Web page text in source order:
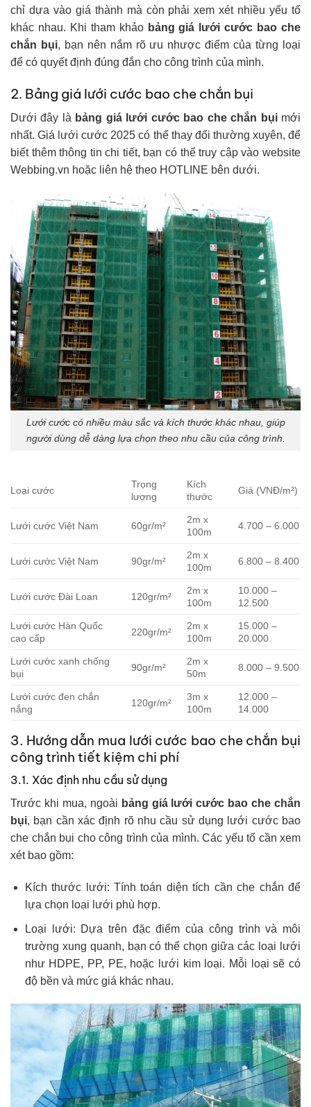
chỉ dựa vào giá thành mà còn phải xem xét nhiều yếu tố
khác nhau. Khi tham khảo bảng giá lưới cước bao che
chắn bụi, bạn nên nắm rõ ưu nhược điểm của từng loại
để có quyết định đúng đắn cho công trình của mình.
2. Bảng giá lưới cước bao che chắn bụi
Dưới đây là bảng giá lưới cước bao che chắn bụi mới
nhất. Giá lưới cước 2025 có thể thay đổi thường xuyên, để
biết thêm thông tin chi tiết, bạn có thể truy cập vào website
Webbing.vn hoặc liên hệ theo HOTLINE bên dưới.
Lưới cước có nhiều màu sắc và kích thước khác nhau, giúp
người dùng dễ dàng lựa chọn theo nhu cầu của công trình.
Loại cước
Trọng
lượng
Kích
thước
Giá (VNĐ/m²)
Lưới cước Việt Nam 60gr/m²
2m x
100m
4.700 – 6.000
Lưới cước Việt Nam 90gr/m²
2m x
100m
6.800 – 8.400
Lưới cước Đài Loan 120gr/m²
2m x
100m
10.000 –
12.500
Lưới cước Hàn Quốc
cao cấp
220gr/m²
2m x
100m
15.000 –
20.000
Lưới cước xanh chống
bụi
90gr/m²
2m x
50m
8.000 – 9.500
Lưới cước đen chắn
nắng
120gr/m²
3m x
100m
12.000 –
14.000
3. Hướng dẫn mua lưới cước bao che chắn bụi
công trình tiết kiệm chi phí
3.1. Xác định nhu cầu sử dụng
Trước khi mua, ngoài bảng giá lưới cước bao che chắn
bụi, bạn cần xác định rõ nhu cầu sử dụng lưới cước bao
che chắn bụi cho công trình của mình. Các yếu tố cần xem
xét bao gồm:
Kích thước lưới: Tính toán diện tích cần che chắn để
lựa chọn loại lưới phù hợp.
Loại lưới: Dựa trên đặc điểm của công trình và môi
trường xung quanh, bạn có thể chọn giữa các loại lưới
như HDPE, PP, PE, hoặc lưới kim loại. Mỗi loại sẽ có
độ bền và mức giá khác nhau.